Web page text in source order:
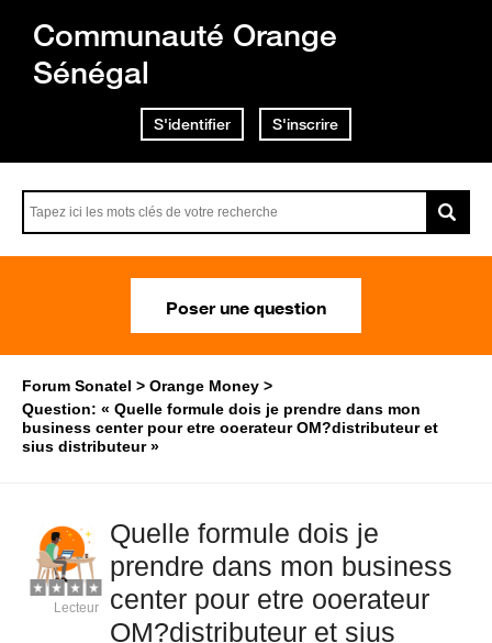
Communauté Orange
Sénégal
S'identifier S'inscrire
Poser une question
Forum Sonatel
Orange Money
Question: « Quelle formule dois je prendre dans mon
business center pour etre ooerateur OM?distributeur et
sius distributeur »
Quelle formule dois je
prendre dans mon business
center pour etre ooerateur
OM?distributeur et sius
Lecteur